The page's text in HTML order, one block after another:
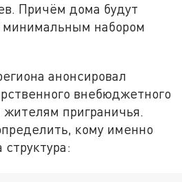
Причём дома будут
минимальным набором
анонсировал
внебюджетного
приграничья.
кому именно
структура: